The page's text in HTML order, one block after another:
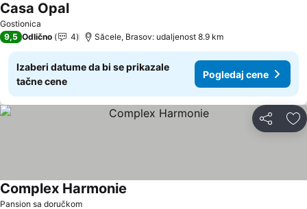
Gostionica
Casa Opal
9,5 Odlično 4 Săcele, Brasov: udaljenost 8.9 km
Izaberi datume da bi se prikazale
tačne cene
Pogledaj cene
Deli
Pansion sa doručkom
Complex Harmonie